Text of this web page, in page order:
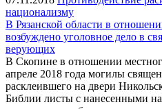
национализму
В Рязанской области в
возбуждено уголовное дело в
верующих
В Скопине в отношении
апреле 2018 года могилы
расклеившего на двери
Библии листы с нанесенными